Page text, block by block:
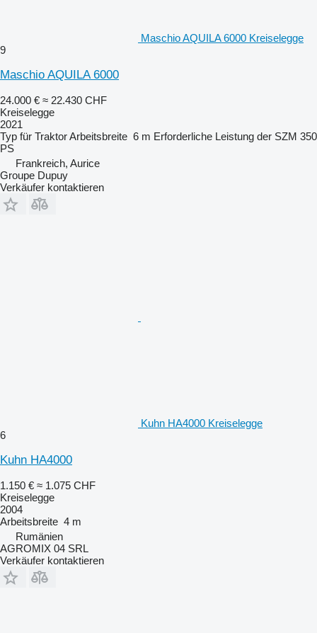
Maschio AQUILA 6000 Kreiselegge
9
Maschio AQUILA 6000
24.000 € ≈ 22.430 CHF
Kreiselegge
2021
Typ für TraktorArbeitsbreite 6 m Erforderliche Leistung der SZM 350
PS
Frankreich, Aurice
Groupe Dupuy
Verkäufer kontaktieren
Kuhn HA4000 Kreiselegge
6
Kuhn HA4000
1.150 € ≈ 1.075 CHF
Kreiselegge
2004
Arbeitsbreite 4 m
Rumänien
AGROMIX 04 SRL
Verkäufer kontaktieren